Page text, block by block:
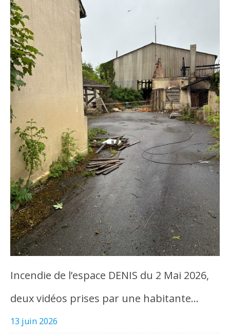
Incendie de l’espace DENIS du 2 Mai 2026,
deux vidéos prises par une habitante…
13 juin 2026